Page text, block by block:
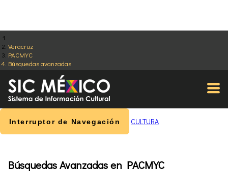
Veracruz
PACMYC
Búsquedas avanzadas
Interruptor de Navegación CULTURA
Búsquedas Avanzadas en PACMYC